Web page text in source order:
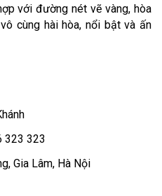
với đường nét vẽ vàng, hòa
cùng hài hòa, nổi bật và ấn
323 323
Gia Lâm, Hà Nội